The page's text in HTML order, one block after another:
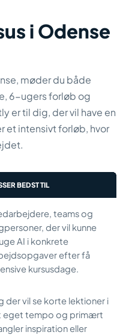
i Odense
møder du både
6-ugers forløb og
er til dig, der vil have en
et intensivt forløb, hvor
BEDST TIL
teams og
der vil kunne
AI i konkrete
efter få
kursusdage.
der vil se korte lektioner i
eget tempo og primært
inspiration eller